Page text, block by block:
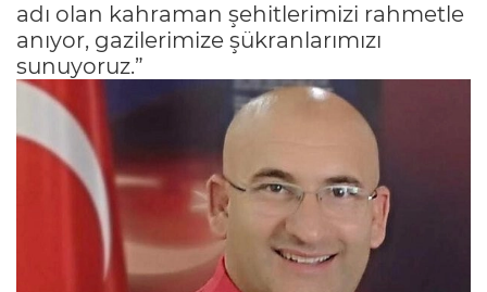
adı olan kahraman şehitlerimizi rahmetle
anıyor, gazilerimize şükranlarımızı
sunuyoruz.”